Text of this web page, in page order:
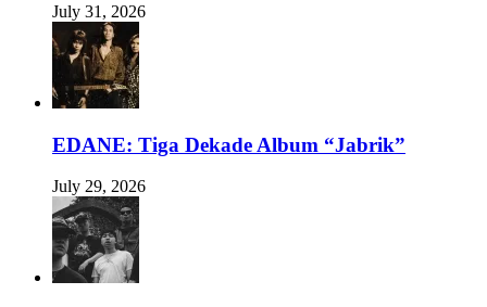
July 31, 2026
EDANE: Tiga Dekade Album “Jabrik”
July 29, 2026